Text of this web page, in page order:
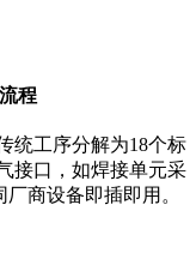
程
统工序分解为18个标
接口，如焊接单元采
商设备即插即用。